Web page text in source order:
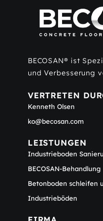
BECOSAN® ist
und Verbesserung
VERTRETEN
Kenneth Olsen
ko@becosan.com
LEISTUNGEN
Industrieboden
BECOSAN-Behandlung
Betonboden schleifen
Industrieböden